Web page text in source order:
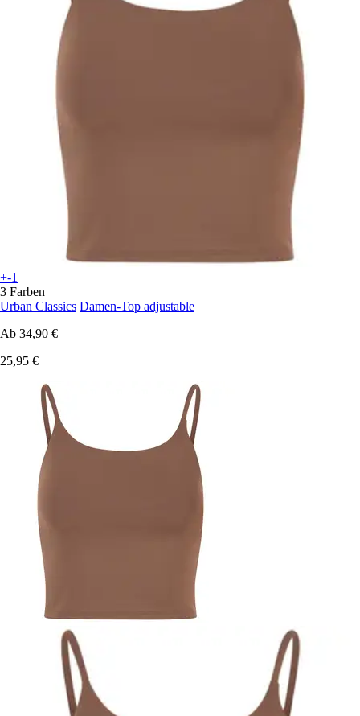
+-1
3 Farben
Urban Classics Damen-Top adjustable
Ab 34,90 €
25,95 €